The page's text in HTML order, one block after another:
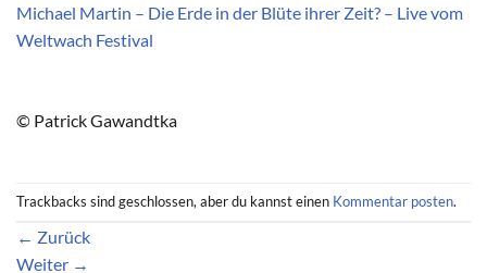
Michael Martin – Die Erde in der Blüte ihrer Zeit? – Live vom
Weltwach Festival
© Patrick Gawandtka
Trackbacks sind geschlossen, aber du kannst einen Kommentar posten.
← Zurück
Weiter →